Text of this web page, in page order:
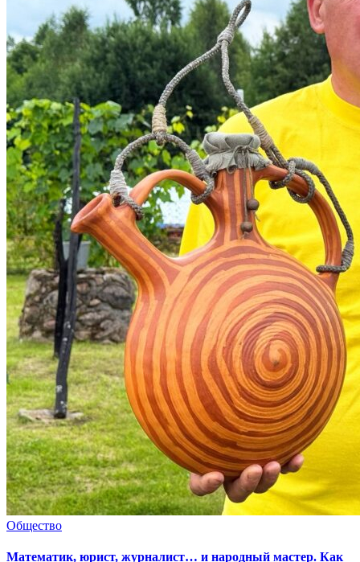
Общество
Математик, юрист, журналист… и народный мастер. Как